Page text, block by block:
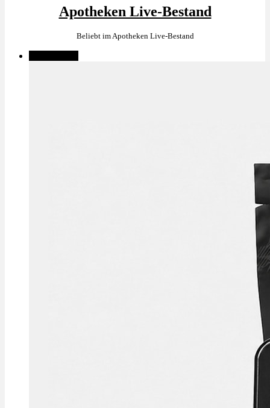
Apotheken Live-Bestand
Beliebt im Apotheken Live-Bestand